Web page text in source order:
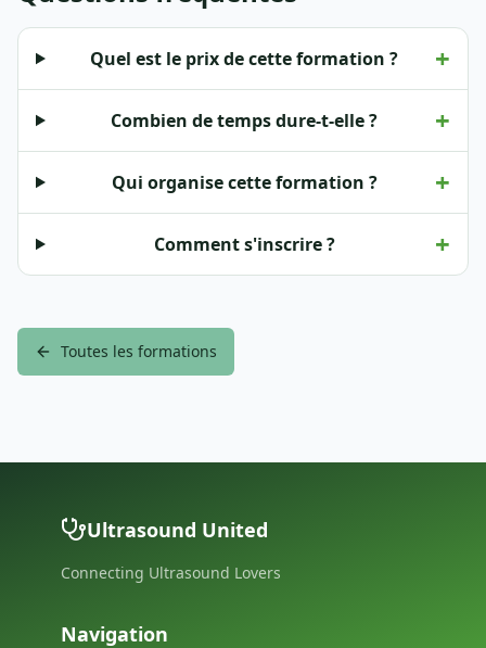
Quel est le prix de cette formation ? +
Combien de temps dure-t-elle ? +
Qui organise cette formation ? +
Comment s'inscrire ? +
Toutes les formations
Ultrasound United
Connecting Ultrasound Lovers
Navigation